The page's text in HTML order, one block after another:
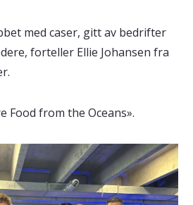
med caser, gitt av bedrifter
forteller Ellie Johansen fra
Food from the Oceans».